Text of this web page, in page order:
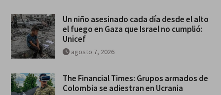
Un niño asesinado cada día desde el alto
el fuego en Gaza que Israel no cumplió:
Unicef
agosto 7, 2026
The Financial Times: Grupos armados de
Colombia se adiestran en Ucrania